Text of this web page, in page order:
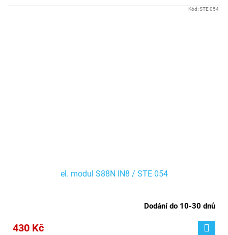
el. modul S88N IN8 / STE 054
Dodání do 10-30 dnů
430 Kč
Kód:STE 054